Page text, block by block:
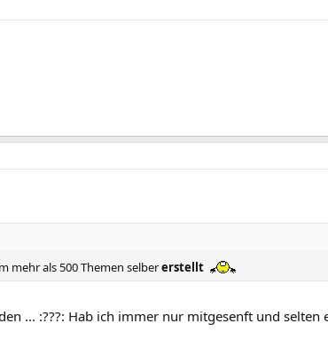
mehr als 500 Themen selbererstellt
... :???: Hab ich immer nur mitgesenft und selten